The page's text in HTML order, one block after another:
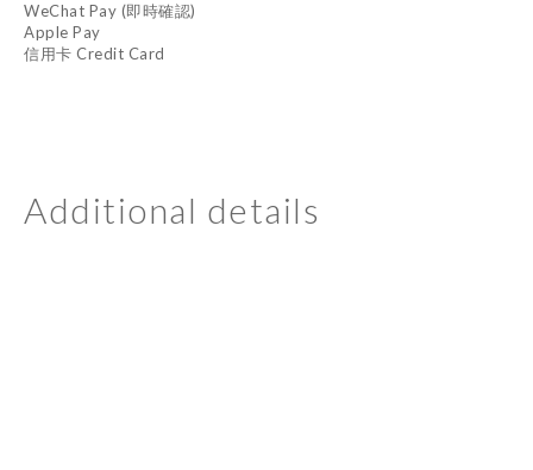
WeChat Pay (即時確認)
Apple Pay
信用卡 Credit Card
Additional details